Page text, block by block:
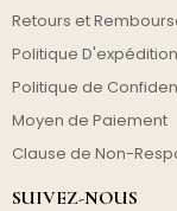
Retours et
Politique D'expédition
Politique de
Moyen de Paiement
Clause de Non-
SUIVEZ-NOUS